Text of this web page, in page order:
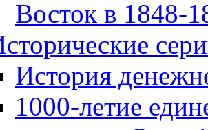
Восток в 1848-
История
1000-летие